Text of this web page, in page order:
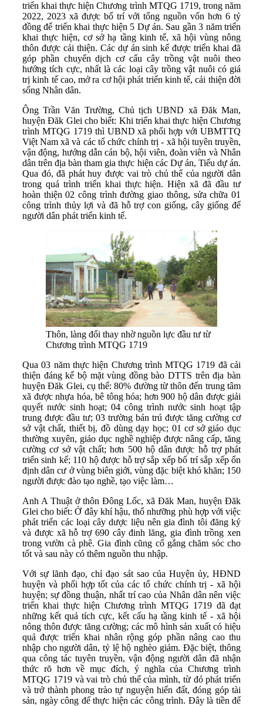
triển khai thực hiện Chương trình MTQG 1719, trong năm
2022, 2023 xã được bố trí với tổng nguồn vốn hơn 6 tỷ
đồng để triển khai thực hiện 5 Dự án. Sau gần 3 năm triển
khai thực hiện, cơ sở hạ tầng kinh tế, xã hội vùng nông
thôn được cải thiện. Các dự án sinh kế được triển khai đã
góp phần chuyển dịch cơ cấu cây trồng vật nuôi theo
hướng tích cực, nhất là các loại cây trồng vật nuôi có giá
trị kinh tế cao, mở ra cơ hội phát triển kinh tế, cải thiện đời
sống Nhân dân.
Ông Trần Văn Trường, Chủ tịch UBND xã Đăk Man,
huyện Đăk Glei cho biết: Khi triển khai thực hiện Chương
trình MTQG 1719 thì UBND xã phối hợp với UBMTTQ
Việt Nam xã và các tổ chức chính trị - xã hội tuyên truyền,
vận động, hướng dẫn cán bộ, hội viên, đoàn viên và Nhân
dân trên địa bàn tham gia thực hiện các Dự án, Tiểu dự án.
Qua đó, đã phát huy được vai trò chủ thể của người dân
trong quá trình triển khai thực hiện. Hiện xã đã đầu tư
hoàn thiện 02 công trình đường giao thông, sửa chữa 01
công trình thủy lợi và đã hỗ trợ con giống, cây giống để
người dân phát triển kinh tế.
Thôn, làng đổi thay nhờ nguồn lực đầu tư từ
Chương trình MTQG 1719
Qua 03 năm thực hiện Chương trình MTQG 1719 đã cải
thiện đáng kể bộ mặt vùng đồng bào DTTS trên địa bàn
huyện Đăk Glei, cụ thể: 80% đường từ thôn đến trung tâm
xã được nhựa hóa, bê tông hóa; hơn 900 hộ dân được giải
quyết nước sinh hoạt; 04 công trình nước sinh hoạt tập
trung được đầu tư; 03 trường bán trú được tăng cường cơ
sở vật chất, thiết bị, đồ dùng dạy học; 01 cơ sở giáo dục
thường xuyên, giáo dục nghề nghiệp được nâng cấp, tăng
cường cơ sở vật chất; hơn 500 hộ dân được hỗ trợ phát
triển sinh kế; 110 hộ được hỗ trợ sắp xếp bố trí sắp xếp ổn
định dân cư ở vùng biên giới, vùng đặc biệt khó khăn; 150
người được đào tạo nghề, tạo việc làm…
Anh A Thuật ở thôn Đông Lốc, xã Đăk Man, huyện Đăk
Glei cho biết: Ở đây khí hậu, thổ nhưỡng phù hợp với việc
phát triển các loại cây dược liệu nên gia đình tôi đăng ký
và được xã hỗ trợ 690 cây đinh lăng, gia đình trồng xen
trong vườn cà phê. Gia đình cũng cố gắng chăm sóc cho
tốt và sau này có thêm nguồn thu nhập.
Với sự lãnh đạo, chỉ đạo sát sao của Huyện ủy, HĐND
huyện và phối hợp tốt của các tổ chức chính trị - xã hội
huyện; sự đồng thuận, nhất trí cao của Nhân dân nên việc
triển khai thực hiện Chương trình MTQG 1719 đã đạt
những kết quả tích cực, kết cấu hạ tầng kinh tế - xã hội
nông thôn được tăng cường; các mô hình sản xuất có hiệu
quả được triển khai nhân rộng góp phần nâng cao thu
nhập cho người dân, tỷ lệ hộ nghèo giảm. Đặc biệt, thông
qua công tác tuyên truyền, vận động người dân đã nhận
thức rõ hơn về mục đích, ý nghĩa của Chương trình
MTQG 1719 và vai trò chủ thể của mình, từ đó phát triển
và trở thành phong trào tự nguyện hiến đất, đóng góp tài
sản, ngày công để thực hiện các công trình. Đây là tiền để